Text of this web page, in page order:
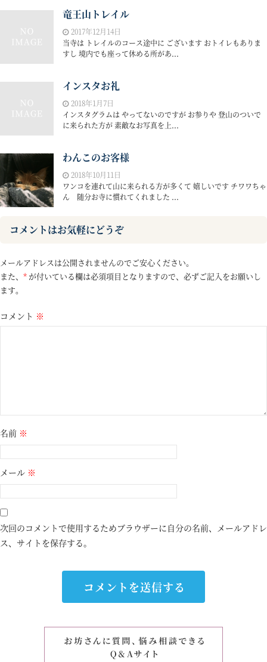
竜王山トレイル
2017年12月14日
当寺は トレイルのコース途中に ございます おトイレもありま
すし 境内でも座って休める所があ...
インスタお礼
2018年1月7日
インスタグラムは やってないのですが お参りや 登山のついで
に来られた方が 素敵なお写真を上...
わんこのお客様
2018年10月11日
ワンコを連れて山に来られる方が多くて 嬉しいです チワワちゃ
ん 随分お寺に慣れてくれました ...
コメントはお気軽にどうぞ
メールアドレスは公開されませんのでご安心ください。
また、 * が付いている欄は必須項目となりますので、必ずご記入をお願いし
ます。
コメント ※
名前 ※
メール ※
次回のコメントで使用するためブラウザーに自分の名前、メールアドレ
ス、サイトを保存する。